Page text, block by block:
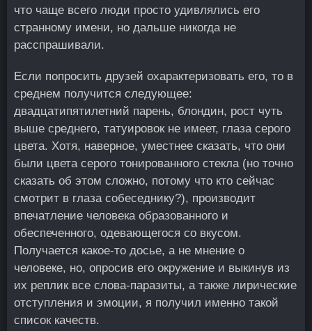
что чаще всего люди просто удивлялись его
странному имени, но дальше никогда не
расспрашивали.
Если попросить друзей охарактеризовать его, то в
среднем получится следующее:
двадцатипятилетний парень, блондин, рост чуть
выше среднего, татуировок не имеет, глаза серого
цвета. Хотя, наверное, уместнее сказать, что они
были цвета серого тонированного стекла (но точно
сказать об этом сложно, потому что кто сейчас
смотрит в глаза собеседнику?), производит
впечатление человека образованного и
обеспеченного, одевающегося со вкусом.
Получается какое-то досье, а не мнение о
человеке, но, опросив его окружение и выкинув из
их реплик все слова-паразиты, а также лирические
отступления и эмоции, я получил именно такой
список качеств.